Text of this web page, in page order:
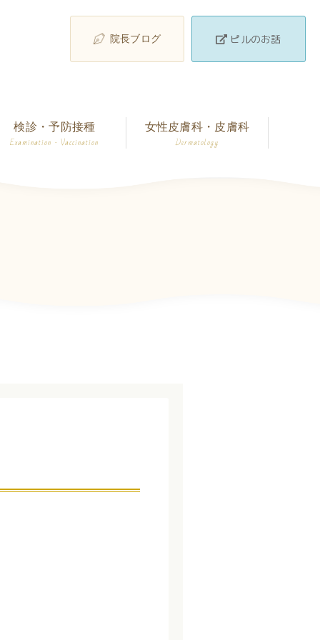
院長ブログ ピルのお話
検診・予防接種
Examination · Vaccination
女性皮膚科・皮膚科
Dermatology